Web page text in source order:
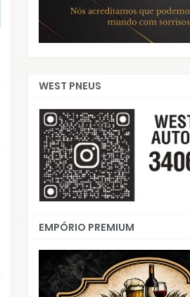
WEST PNEUS
EMPÓRIO PREMIUM